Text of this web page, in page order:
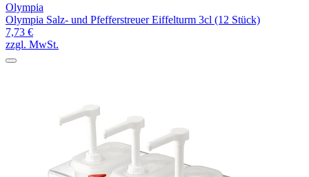
Olympia
Olympia Salz- und Pfefferstreuer Eiffelturm 3cl (12 Stück)
7,73 €
zzgl. MwSt.